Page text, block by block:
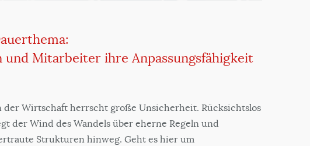
Mitarbeiter ihre Anpassungsfähigkeit
der Wirtschaft herrscht große Unsicherheit. Rücksichtslos
der Wind des Wandels über eherne Regeln und
Strukturen hinweg. Geht es hier um